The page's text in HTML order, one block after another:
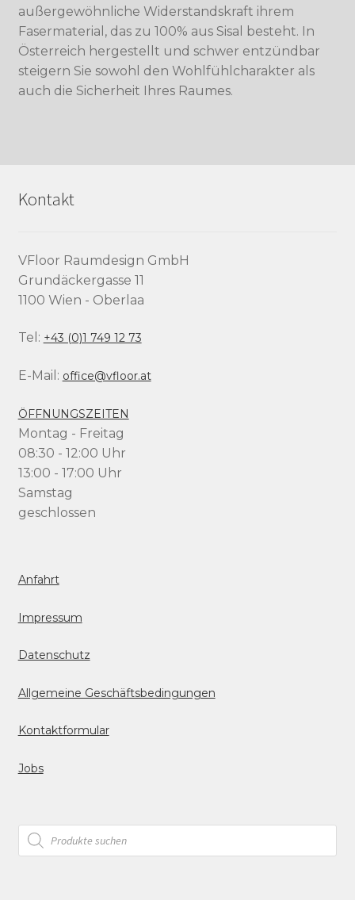
außergewöhnliche Widerstandskraft ihrem
Fasermaterial, das zu 100% aus Sisal besteht. In
Österreich hergestellt und schwer entzündbar
steigern Sie sowohl den Wohlfühlcharakter als
auch die Sicherheit Ihres Raumes.
Kontakt
VFloor Raumdesign GmbH
Grundäckergasse 11
1100 Wien - Oberlaa
Tel: +43 (0)1 749 12 73
E-Mail: office@vfloor.at
ÖFFNUNGSZEITEN
Montag - Freitag
08:30 - 12:00 Uhr
13:00 - 17:00 Uhr
Samstag
geschlossen
Anfahrt
Impressum
Datenschutz
Allgemeine Geschäftsbedingungen
Kontaktformular
Jobs
Products
search